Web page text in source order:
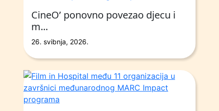
CineO’ ponovno povezao djecu i
m...
26. svibnja, 2026.